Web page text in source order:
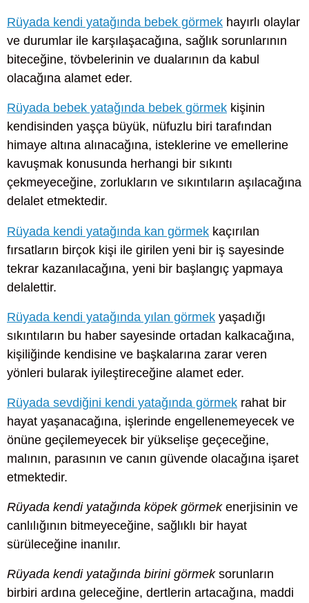
Rüyada kendi yatağında bebek görmek hayırlı olaylar
ve durumlar ile karşılaşacağına, sağlık sorunlarının
biteceğine, tövbelerinin ve dualarının da kabul
olacağına alamet eder.
Rüyada bebek yatağında bebek görmek kişinin
kendisinden yaşça büyük, nüfuzlu biri tarafından
himaye altına alınacağına, isteklerine ve emellerine
kavuşmak konusunda herhangi bir sıkıntı
çekmeyeceğine, zorlukların ve sıkıntıların aşılacağına
delalet etmektedir.
Rüyada kendi yatağında kan görmek kaçırılan
fırsatların birçok kişi ile girilen yeni bir iş sayesinde
tekrar kazanılacağına, yeni bir başlangıç yapmaya
delalettir.
Rüyada kendi yatağında yılan görmek yaşadığı
sıkıntıların bu haber sayesinde ortadan kalkacağına,
kişiliğinde kendisine ve başkalarına zarar veren
yönleri bularak iyileştireceğine alamet eder.
Rüyada sevdiğini kendi yatağında görmek rahat bir
hayat yaşanacağına, işlerinde engellenemeyecek ve
önüne geçilemeyecek bir yükselişe geçeceğine,
malının, parasının ve canın güvende olacağına işaret
etmektedir.
Rüyada kendi yatağında köpek görmekenerjisinin ve
canlılığının bitmeyeceğine, sağlıklı bir hayat
sürüleceğine inanılır.
Rüyada kendi yatağında birini görmeksorunların
birbiri ardına geleceğine, dertlerin artacağına, maddi